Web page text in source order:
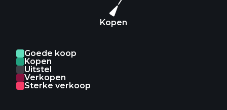
Kopen
Goede koop
Kopen
Uitstel
Verkopen
Sterke verkoop